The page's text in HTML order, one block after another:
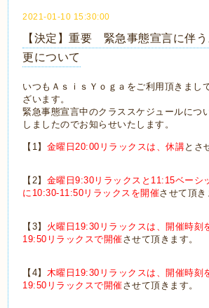
2021-01-10 15:30:00
【決定】重要 緊急事態宣言に伴
更について
いつもＡｓｉｓＹｏｇａをご利用頂きまし
ざいます。
緊急事態宣言中のクラススケジュールにつ
しましたのでお知らせいたします。
【1】 金曜日20:00 リラックスは、休講とさ
【2】 金曜日9:30リラックスと11:15ベーシ
に10:30-11:50リラックスを開催させて頂き
【3】 火曜日19:30リラックスは、開催時刻
19:50リラックスで開催させて頂きます。
【4】 木曜日19:30リラックスは、開催時刻
19:50リラックスで開催させて頂きます。